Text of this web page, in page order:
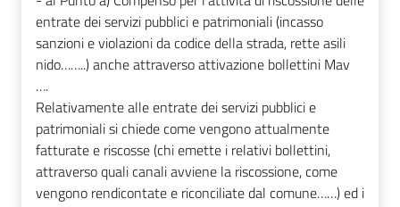
entrate dei servizi pubblici e patrimoniali (incasso
sanzioni e violazioni da codice della strada, rette asili
nido……..) anche attraverso attivazione bollettini Mav
….
Relativamente alle entrate dei servizi pubblici e
patrimoniali si chiede come vengono attualmente
fatturate e riscosse (chi emette i relativi bollettini,
attraverso quali canali avviene la riscossione, come
vengono rendicontate e riconciliate dal comune……) ed i